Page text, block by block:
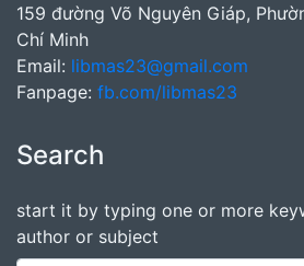
159 đường Võ Nguyên Giáp,
Chí Minh
Email: libmas23@gmail.com
Fanpage: fb.com/libmas23
Search
start it by typing one or more
author or subject